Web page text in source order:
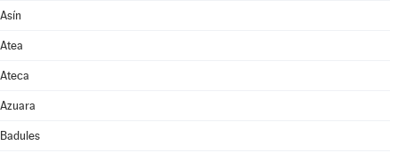
Asín
Atea
Ateca
Azuara
Badules